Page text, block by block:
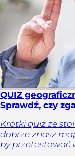
QUIZ
Sprawdź, czy
Krótki quiz ze
dobrze znasz
by przetestować